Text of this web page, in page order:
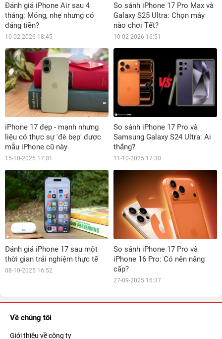
Đánh giá iPhone Air sau 4
tháng: Mỏng, nhẹ nhưng có
đáng tiền?
10-02-2026 18:45
So sánh iPhone 17 Pro Max và
Galaxy S25 Ultra: Chọn máy
nào chơi Tết?
10-02-2026 16:51
iPhone 17 đẹp - mạnh nhưng
liệu có thực sự 'đè bẹp' được
mẫu iPhone cũ này
15-10-2025 17:01
So sánh iPhone 17 Pro và
Samsung Galaxy S24 Ultra: Ai
thắng?
11-10-2025 17:30
Đánh giá iPhone 17 sau một
thời gian trải nghiệm thực tế
08-10-2025 16:52
So sánh iPhone 17 Pro và
iPhone 16 Pro: Có nên nâng
cấp?
27-09-2025 16:37
Về chúng tôi
Giới thiệu về công ty